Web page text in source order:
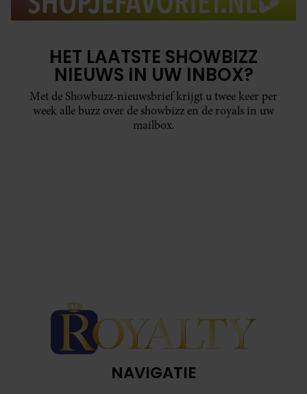
HET LAATSTE SHOWBIZZ
NIEUWS IN UW INBOX?
Met de Showbuzz-nieuwsbrief krijgt u twee keer per
week alle buzz over de showbizz en de royals in uw
mailbox.
NAVIGATIE